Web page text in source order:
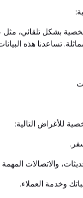
تساعدنا هذه
للأغراض التالية:
والاتصالات المهمة
وخدمة العملاء.